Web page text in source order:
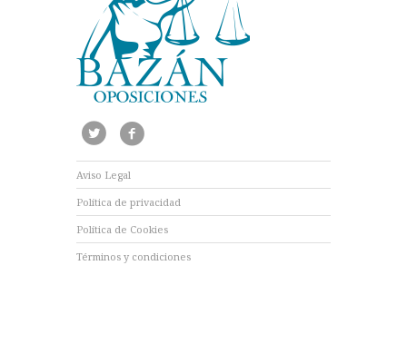
Aviso Legal
Política de privacidad
Política de Cookies
Términos y condiciones